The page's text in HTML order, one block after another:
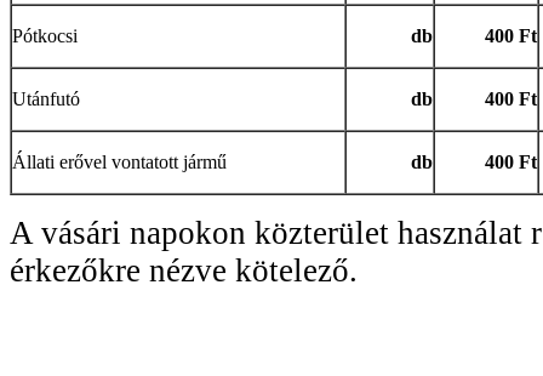
Pótkocsi db 400 Ft
Utánfutó db 400 Ft
Állati erővel vontatott jármű db 400 Ft
A vásári napokon közterület használat
érkezőkre nézve kötelező.